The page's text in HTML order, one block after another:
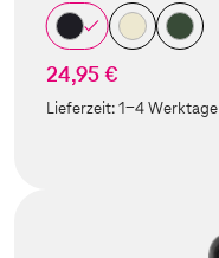
24,95 €
Lieferzeit:1-4 Werktage